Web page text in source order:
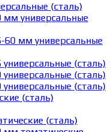
(сталь)
мм универсальные
60 мм универсальные
(сталь)
(сталь)
(сталь)
(сталь)
(сталь)